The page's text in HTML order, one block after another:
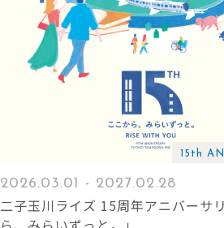
15th
2026.03.01 - 2027.02.28
二子玉川ライズ 15周年アニバーサ